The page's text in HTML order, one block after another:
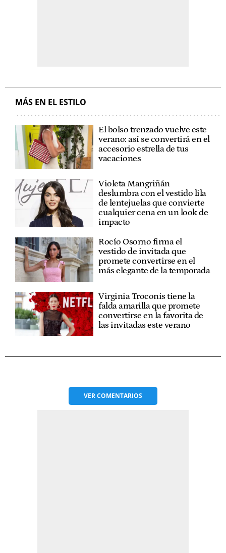
MÁS EN EL ESTILO
El bolso trenzado vuelve este
verano: así se convertirá en el
accesorio estrella de tus
vacaciones
Violeta Mangriñán
deslumbra con el vestido lila
de lentejuelas que convierte
cualquier cena en un look de
impacto
Rocío Osorno firma el
vestido de invitada que
promete convertirse en el
más elegante de la temporada
Virginia Troconis tiene la
falda amarilla que promete
convertirse en la favorita de
las invitadas este verano
VERCOMENTARIOS